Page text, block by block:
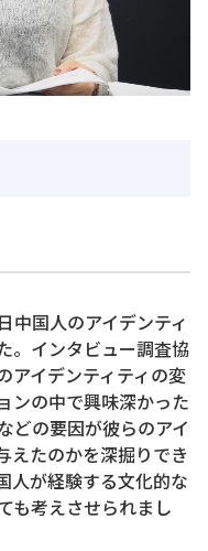
中国人のアイデンティ
。インタビュー調査協
アイデンティティの変
ンの中で興味深かった
どの要因が彼らのアイ
えたのかを深掘りでき
人が経験する文化的な
も考えさせられまし